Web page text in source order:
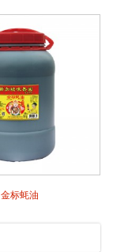
金标蚝油